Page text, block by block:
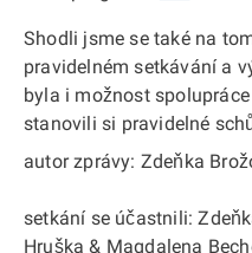
Shodli jsme se také na
pravidelném setkávání a
byla i možnost
stanovili si pravidelné
autor zprávy: Zdeňka
setkání se účastnili:
Hruška & Magdalena